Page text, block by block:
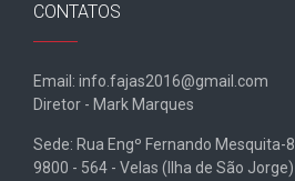
CONTATOS
Email: info.fajas2016@gmail.com
Diretor - Mark Marques
Sede: Rua Engº Fernando Mesquita-8
9800 - 564 - Velas (Ilha de São Jorge)